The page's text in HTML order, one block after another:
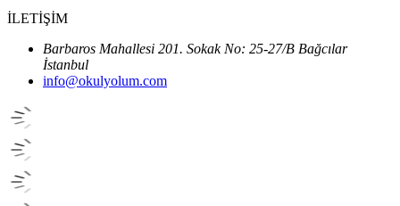
İLETİŞİM
Barbaros Mahallesi 201. Sokak No: 25-27/B Bağcılar
İstanbul
info@okulyolum.com